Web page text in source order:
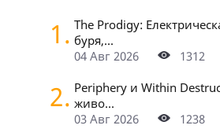
1. The Prodigy:
буря,...
04 Авг 2026
1312
2. Periphery и Within
живо...
03 Авг 2026
1238